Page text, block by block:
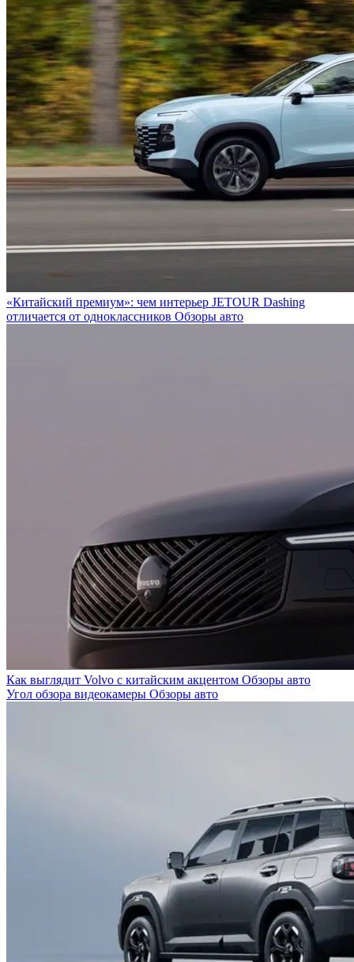
«Китайский премиум»: чем интерьер JETOUR Dashing
отличается от одноклассников Обзоры авто
Как выглядит Volvo с китайским акцентом Обзоры авто
Угол обзора видеокамеры Обзоры авто